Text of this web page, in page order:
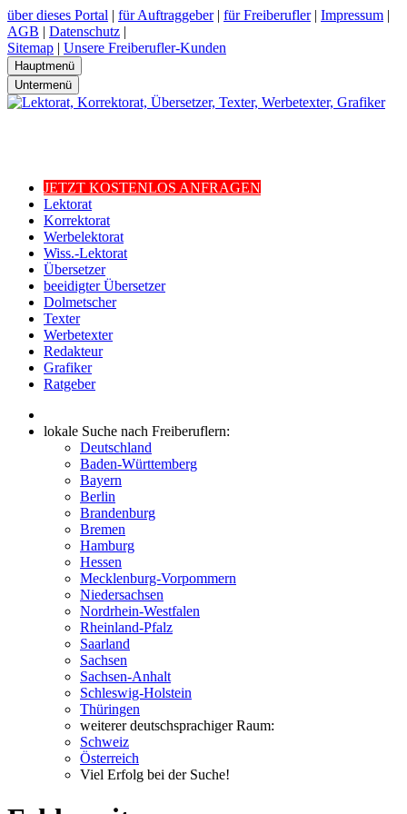
über dieses Portal | für Auftraggeber| für Freiberufler| Impressum |
AGB | Datenschutz |
Sitemap | Unsere Freiberufler-Kunden
Hauptmenü
Untermenü
JETZT KOSTENLOS ANFRAGEN
Lektorat
Korrektorat
Werbelektorat
Wiss.-Lektorat
Übersetzer
beeidigter Übersetzer
Dolmetscher
Texter
Werbetexter
Redakteur
Grafiker
Ratgeber
lokale Suche nach Freiberuflern:
Deutschland
Baden-Württemberg
Bayern
Berlin
Brandenburg
Bremen
Hamburg
Hessen
Mecklenburg-Vorpommern
Niedersachsen
Nordrhein-Westfalen
Rheinland-Pfalz
Saarland
Sachsen
Sachsen-Anhalt
Schleswig-Holstein
Thüringen
weiterer deutschsprachiger Raum:
Schweiz
Österreich
Viel Erfolg bei der Suche!